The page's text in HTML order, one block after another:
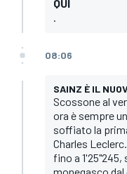
QUI
08:06
SAINZ È IL
Scossone al
ora è sempre
soffiato la
Charles
fino a